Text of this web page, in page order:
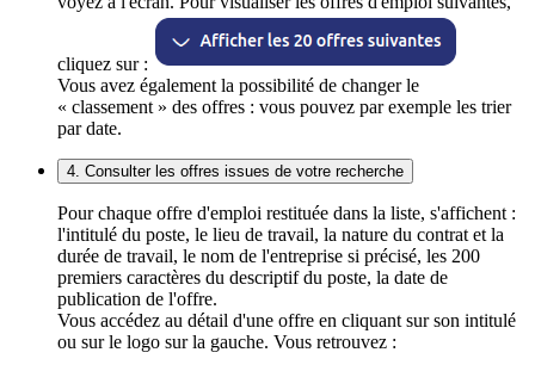
cliquez sur :
Vous avez également la possibilité de changer le
« classement » des offres : vous pouvez par exemple les trier
par date.
4. Consulter les offres issues de votre recherche
Pour chaque offre d'emploi restituée dans la liste, s'affichent :
l'intitulé du poste, le lieu de travail, la nature du contrat et la
durée de travail, le nom de l'entreprise si précisé, les 200
premiers caractères du descriptif du poste, la date de
publication de l'offre.
Vous accédez au détail d'une offre en cliquant sur son intitulé
ou sur le logo sur la gauche. Vous retrouvez :